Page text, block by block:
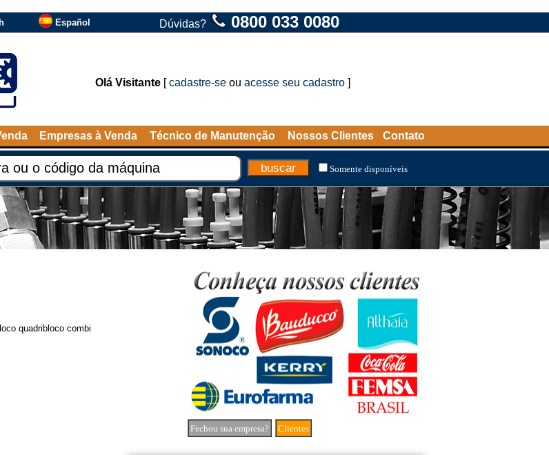
Español Dúvidas? 0800 033 0080
Olá Visitante [cadastre-se ou acesse seu cadastro ]
Empresas à Venda Técnico de Manutenção Nossos Clientes Contato
Somente disponíveis
quadribloco combi
Fechou sua empresa? Clientes